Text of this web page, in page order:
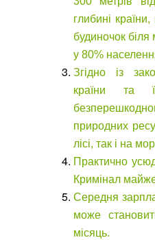
глибині
будиночок
у 80%
Згідно із
країни та
природних
лісі, так і на
Практично
Кримінал майже
Середня
може
місяць.